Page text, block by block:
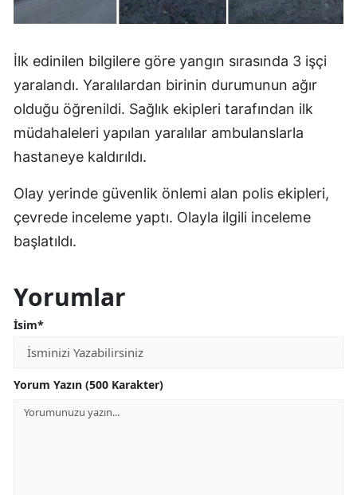
İlk edinilen bilgilere göre yangın sırasında 3 işçi
yaralandı. Yaralılardan birinin durumunun ağır
olduğu öğrenildi. Sağlık ekipleri tarafından ilk
müdahaleleri yapılan yaralılar ambulanslarla
hastaneye kaldırıldı.
Olay yerinde güvenlik önlemi alan polis ekipleri,
çevrede inceleme yaptı. Olayla ilgili inceleme
başlatıldı.
Yorumlar
İsim*
Yorum Yazın (500 Karakter)